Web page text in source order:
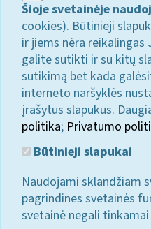
Šioje svetainėje
cookies). Būtinieji
ir jiems nėra
galite sutikti ir su kitų
sutikimą bet kada
interneto naršyklės
įrašytus slapukus.
politika; Privatumo
Būtinieji slapukai
Naudojami sklandžiam
pagrindines svetainės
svetainė negali